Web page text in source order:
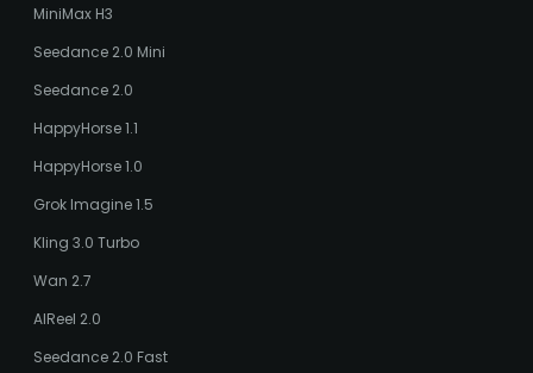
MiniMax H3
Seedance 2.0 Mini
Seedance 2.0
HappyHorse 1.1
HappyHorse 1.0
Grok Imagine 1.5
Kling 3.0 Turbo
Wan 2.7
AIReel 2.0
Seedance 2.0 Fast